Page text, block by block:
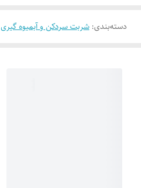
دسته‌بندی: شربت سردکن و آبمیوه گیری